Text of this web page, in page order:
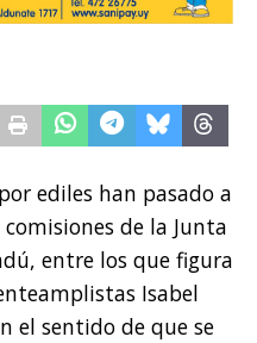
ediles han pasado a
de la Junta
entre los que figura
Isabel
el sentido de que se